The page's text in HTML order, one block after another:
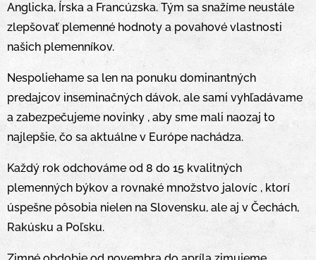
Anglicka, Írska a Francúzska. Tým sa snažíme neustále
zlepšovať plemenné hodnoty a povahové vlastnosti
našich plemenníkov.
Nespoliehame sa len na ponuku dominantných
predajcov inseminačných dávok, ale sami vyhľadávame
a zabezpečujeme novinky , aby sme mali naozaj to
najlepšie, čo sa aktuálne v Európe nachádza.
Každý rok odchováme od 8 do 15 kvalitných
plemenných býkov a rovnaké množstvo jalovíc , ktorí
úspešne pôsobia nielen na Slovensku, ale aj v Čechách,
Rakúsku a Poľsku.